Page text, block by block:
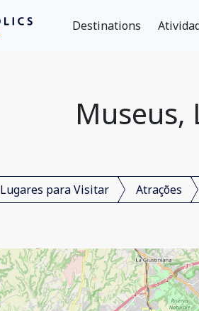
Destinations
Museus,
Lugares para Visitar Atrações